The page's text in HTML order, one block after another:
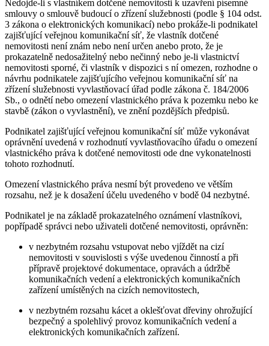
Nedojde-li s vlastníkem dotčené nemovitosti k uzavření písemné
smlouvy o smlouvě budoucí o zřízení služebnosti (podle § 104 odst.
3 zákona o elektronických komunikací) nebo prokáže-li podnikatel
zajišťující veřejnou komunikační síť, že vlastník dotčené
nemovitosti není znám nebo není určen anebo proto, že je
prokazatelně nedosažitelný nebo nečinný nebo je-li vlastnictví
nemovitosti sporné, či vlastník v dispozici s ní omezen, rozhodne o
návrhu podnikatele zajišťujícího veřejnou komunikační síť na
zřízení služebnosti vyvlastňovací úřad podle zákona č. 184/2006
Sb., o odnětí nebo omezení vlastnického práva k pozemku nebo ke
stavbě (zákon o vyvlastnění), ve znění pozdějších předpisů.
Podnikatel zajišťující veřejnou komunikační síť může vykonávat
oprávnění uvedená v rozhodnutí vyvlastňovacího úřadu o omezení
vlastnického práva k dotčené nemovitosti ode dne vykonatelnosti
tohoto rozhodnutí.
Omezení vlastnického práva nesmí být provedeno ve větším
rozsahu, než je k dosažení účelu uvedeného v bodě 04 nezbytné.
Podnikatel je na základě prokazatelného oznámení vlastníkovi,
popřípadě správci nebo uživateli dotčené nemovitosti, oprávněn:
v nezbytném rozsahu vstupovat nebo vjíždět na cizí
nemovitosti v souvislosti s výše uvedenou činností a při
přípravě projektové dokumentace, opravách a údržbě
komunikačních vedení a elektronických komunikačních
zařízení umístěných na cizích nemovitostech,
v nezbytném rozsahu kácet a oklešťovat dřeviny ohrožující
bezpečný a spolehlivý provoz komunikačních vedení a
elektronických komunikačních zařízení.